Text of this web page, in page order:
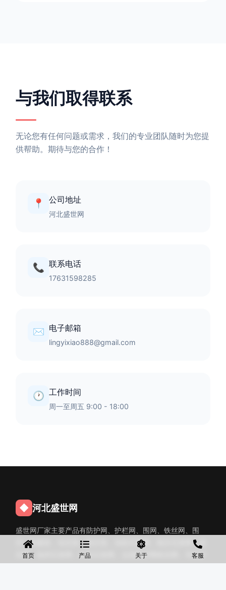
与我们取得联系
无论您有任何问题或需求，我们的专业团队随时为您提
供帮助。期待与您的合作！
📍 公司地址
河北盛世网
📞 联系电话
17631598285
✉️ 电子邮箱
lingyixiao888@gmail.com
🕐 工作时间
周一至周五 9:00 - 18:00
◆ 河北盛世网
盛世网厂家主要产品有防护网、护栏网、围网、铁丝网、围
挡、防爆笼、铅丝笼、固滨笼、加筋石笼网、格宾石笼网、格
宾网、电焊石笼网、铅丝石笼网、边坡防护网铁丝网、市政护
首页 产品 关于 客服